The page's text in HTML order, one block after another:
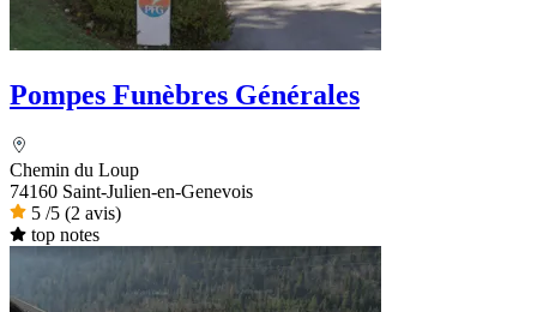
Pompes Funèbres Générales
Chemin du Loup
74160 Saint-Julien-en-Genevois
5 /5 (2 avis)
top notes